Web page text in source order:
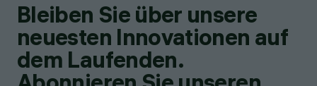
Bleiben Sie über unsere
neuesten Innovationen auf
dem Laufenden.